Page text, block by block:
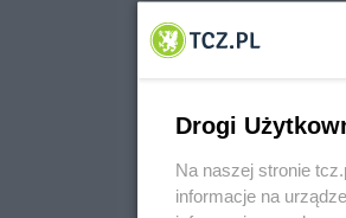
ul.
Drogi
Na naszej stronie
informacje na